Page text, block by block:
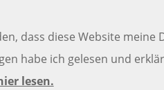
dass diese Website
habe ich gelesen und
lesen.